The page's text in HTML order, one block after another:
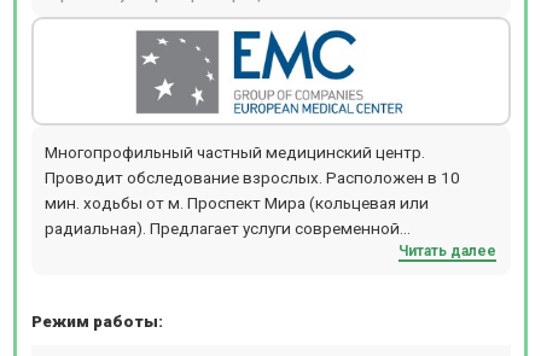
Многопрофильный частный медицинский центр.
Проводит обследование взрослых. Расположен в 10
мин. ходьбы от м. Проспект Мира (кольцевая или
радиальная). Предлагает услуги современной
диагностики: МРТ, КТ, ПЭТ-КТ, Бронхоскопию,Читать далее
Режим работы: